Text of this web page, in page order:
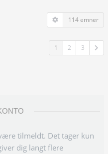
114 emner
1 2 3
tilmeldt. Det tager kun
dig langt flere